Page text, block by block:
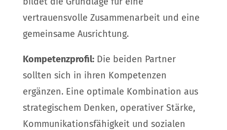
vertrauensvolle Zusammenarbeit und eine
gemeinsame Ausrichtung.
Kompetenzprofil:Die beiden Partner
sollten sich in ihren Kompetenzen
ergänzen. Eine optimale Kombination aus
strategischem Denken, operativer Stärke,
Kommunikationsfähigkeit und sozialen